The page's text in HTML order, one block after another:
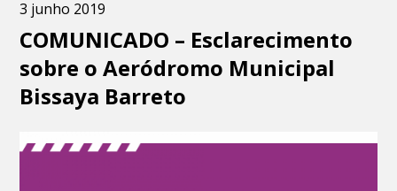
3 junho 2019
COMUNICADO – Esclarecimento
sobre o Aeródromo Municipal
Bissaya Barreto